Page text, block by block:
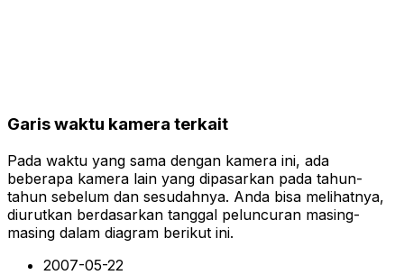
Garis waktu kamera terkait
Pada waktu yang sama dengan kamera ini, ada
beberapa kamera lain yang dipasarkan pada tahun-
tahun sebelum dan sesudahnya. Anda bisa melihatnya,
diurutkan berdasarkan tanggal peluncuran masing-
masing dalam diagram berikut ini.
2007-05-22